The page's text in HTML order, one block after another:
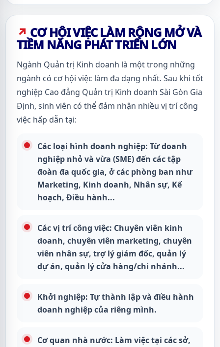
CƠ HỘI VIỆC LÀM RỘNG MỞ VÀ
TIỀM NĂNG PHÁT TRIỂN LỚN
Ngành Quản trị Kinh doanh là một trong những
ngành có cơ hội việc làm đa dạng nhất. Sau khi tốt
nghiệp Cao đẳng Quản trị Kinh doanh Sài Gòn Gia
Định, sinh viên có thể đảm nhận nhiều vị trí công
việc hấp dẫn tại:
Các loại hình doanh nghiệp: Từ doanh
nghiệp nhỏ và vừa (SME) đến các tập
đoàn đa quốc gia, ở các phòng ban như
Marketing, Kinh doanh, Nhân sự, Kế
hoạch, Điều hành...
Các vị trí công việc: Chuyên viên kinh
doanh, chuyên viên marketing, chuyên
viên nhân sự, trợ lý giám đốc, quản lý
dự án, quản lý cửa hàng/chi nhánh...
Khởi nghiệp: Tự thành lập và điều hành
doanh nghiệp của riêng mình.
Cơ quan nhà nước: Làm việc tại các sở,